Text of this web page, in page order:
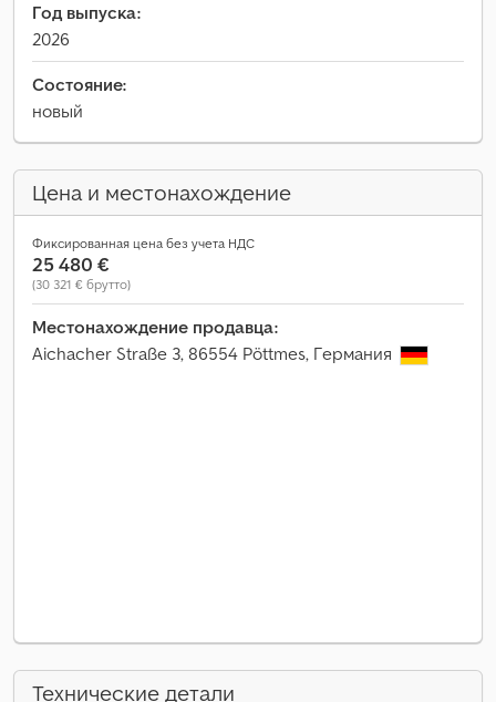
Год выпуска:
2026
Состояние:
новый
Цена и местонахождение
Фиксированная цена без учета НДС
25 480 €
(30 321 € брутто)
Местонахождение продавца:
Aichacher Straße 3, 86554 Pöttmes, Германия
Технические детали